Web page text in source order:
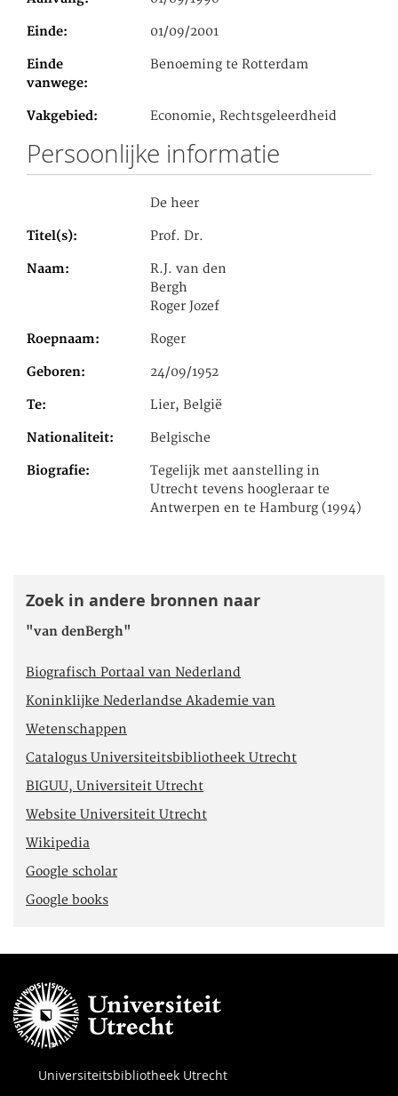
Einde 01/09/2001
Einde
vanwege
Benoeming te Rotterdam
Vakgebied Economie, Rechtsgeleerdheid
Persoonlijke informatie
De heer
Titel(s) Prof. Dr.
Naam
R.J. van den
Bergh
Roger Jozef
Roepnaam Roger
Geboren 24/09/1952
Te Lier, België
Nationaliteit Belgische
Biografie
Tegelijk met aanstelling in
Utrecht tevens hoogleraar te
Antwerpen en te Hamburg (1994)
Zoek in andere bronnen naar
"van denBergh"
Biografisch Portaal van Nederland
Koninklijke Nederlandse Akademie van
Wetenschappen
Catalogus Universiteitsbibliotheek Utrecht
BIGUU, Universiteit Utrecht
Website Universiteit Utrecht
Wikipedia
Google scholar
Google books
Universiteitsbibliotheek Utrecht